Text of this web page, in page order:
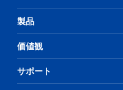
製品
価値観
サポート